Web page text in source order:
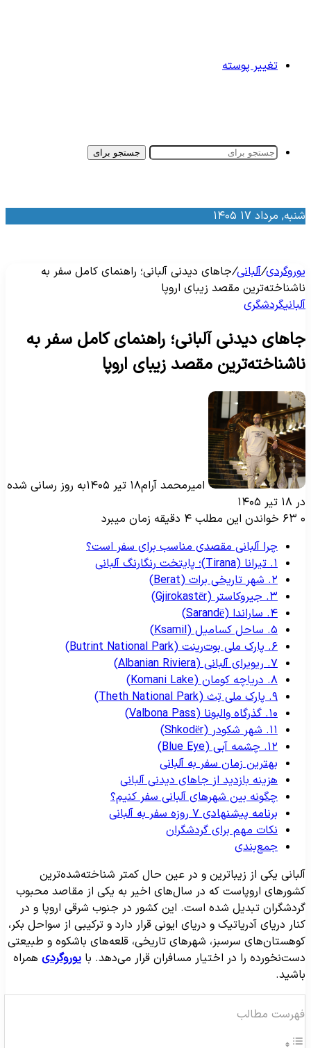
تغییر پوسته
جستجو برای
مرداد ۱۷ ۱۴۰۵
/آلبانی/جاهای دیدنی آلبانی؛ راهنمای کامل سفر به
مقصد زیبای اروپا
گردشگری
دیدنی آلبانی؛ راهنمای کامل سفر به
مقصد زیبای اروپا
امیرمحمد آرام۱۸ تیر ۱۴۰۵
به روز رسانی شده
۱۴۰۵
خواندن این مطلب ۴ دقیقه زمان میبرد
چرا آلبانی مقصدی مناسب برای سفر است؟
۱۰. گذرگاه والبونا (Valbona Pass)
۱۲. چشمه آبی (Blue Eye)
بهترین زمان سفر به آلبانی
هزینه بازدید از جاهای دیدنی آلبانی
چگونه بین شهرهای آلبانی سفر کنیم؟
برنامه پیشنهادی ۷ روزه سفر به آلبانی
نکات مهم برای گردشگران
جمع‌بندی
یکی از زیباترین و در عین حال کمتر شناخته‌شده‌ترین
اروپاست که در سال‌های اخیر به یکی از مقاصد محبوب
تبدیل شده است. این کشور در جنوب شرقی اروپا و در
دریای آدریاتیک و دریای ایونی قرار دارد و ترکیبی از سواحل بکر،
سرسبز، شهرهای تاریخی، قلعه‌های باشکوه و طبیعتی
را در اختیار مسافران قرار می‌دهد. بایوروگردی همراه
مطالب